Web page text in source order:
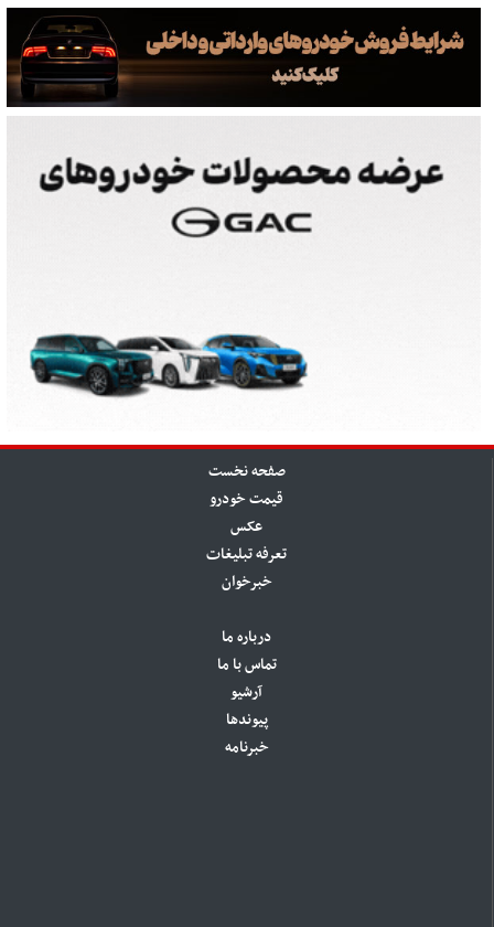
صفحه نخست
قیمت خودرو
عکس
تعرفه تبلیغات
خبرخوان
درباره ما
تماس با ما
آرشیو
پیوندها
خبرنامه